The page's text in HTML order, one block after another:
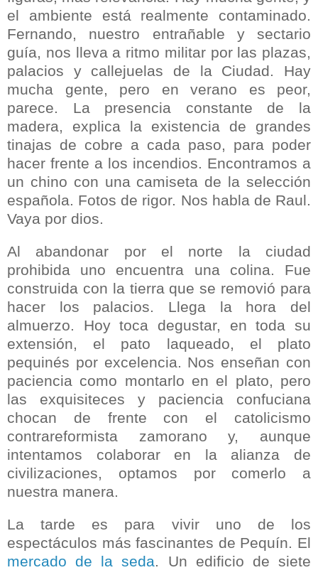
el ambiente está realmente contaminado.
Fernando, nuestro entrañable y sectario
guía, nos lleva a ritmo militar por las plazas,
palacios y callejuelas de la Ciudad. Hay
mucha gente, pero en verano es peor,
parece. La presencia constante de la
madera, explica la existencia de grandes
tinajas de cobre a cada paso, para poder
hacer frente a los incendios. Encontramos a
un chino con una camiseta de la selección
española. Fotos de rigor. Nos habla de Raul.
Vaya por dios.
Al abandonar por el norte la ciudad
prohibida uno encuentra una colina. Fue
construida con la tierra que se removió para
hacer los palacios. Llega la hora del
almuerzo. Hoy toca degustar, en toda su
extensión, el pato laqueado, el plato
pequinés por excelencia. Nos enseñan con
paciencia como montarlo en el plato, pero
las exquisiteces y paciencia confuciana
chocan de frente con el catolicismo
contrareformista zamorano y, aunque
intentamos colaborar en la alianza de
civilizaciones, optamos por comerlo a
nuestra manera.
La tarde es para vivir uno de los
espectáculos más fascinantes de Pequín. El
mercado de la seda
. Un edificio de siete